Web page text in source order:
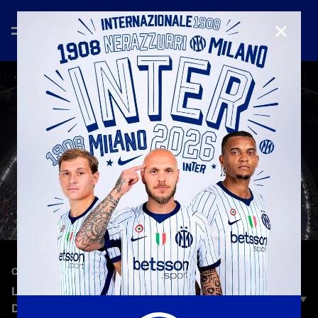
CELEBRATION—13 mag 2026
LA FESTA NERAZZURRA SUL PRATO
DELL'OLIMPICO